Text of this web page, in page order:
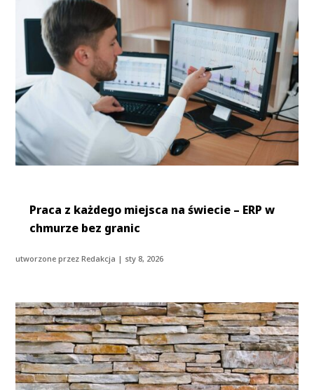
Praca z każdego miejsca na świecie – ERP w
chmurze bez granic
utworzone przezRedakcja | sty 8, 2026